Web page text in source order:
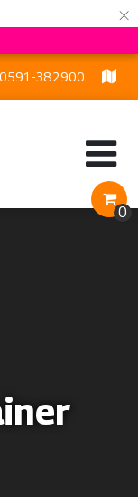
×
0591-382900
AR Schoonoord
0